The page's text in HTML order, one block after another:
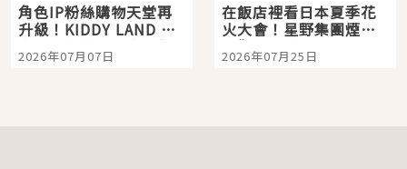
角色IP粉絲購物天堂再
升級！KIDDY LAND 原
宿店吉伊卡哇迎客，新
開幕 OMOKADO 店3分
2026年07月07日
在飯店裡看日本夏季花
火大會！星野集團煙火
景觀飯店6選，讓你不用
人擠人悠閒欣賞
2026年07月25日